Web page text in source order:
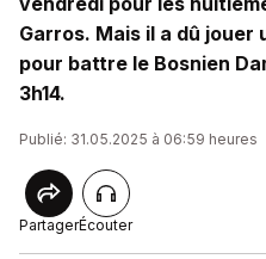
Garros. Mais il a dû jouer
pour battre le Bosnien
3h14.
Publié: 31.05.2025 à 06:59 heures
PartagerÉcouter